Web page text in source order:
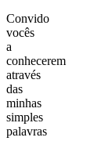
Convido
vocês
a
conhecerem
através
das
minhas
simples
palavras